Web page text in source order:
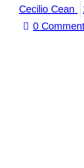
Cecilio Cean
0